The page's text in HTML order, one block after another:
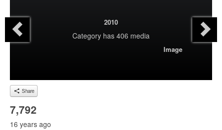
2010
Category has 406 media
Image
Share
7,792
16 years ago